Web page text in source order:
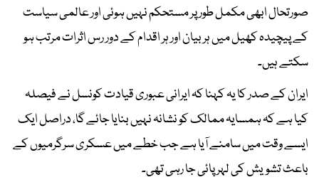
صورتحال ابھی مکمل طور پر مستحکم نہیں ہوئی اور عالمی سیاست
کے پیچیدہ کھیل میں ہر بیان اور ہر اقدام کے دور رس اثرات مرتب ہو
سکتے ہیں۔
ایران کے صدر کا یہ کہنا کہ ایرانی عبوری قیادت کونسل نے فیصلہ
کیا ہے کہ ہمسایہ ممالک کو نشانہ نہیں بنایا جائے گا، دراصل ایک
ایسے وقت میں سامنے آیا ہے جب خطے میں عسکری سرگرمیوں کے
باعث تشویش کی لہر پائی جا رہی تھی۔